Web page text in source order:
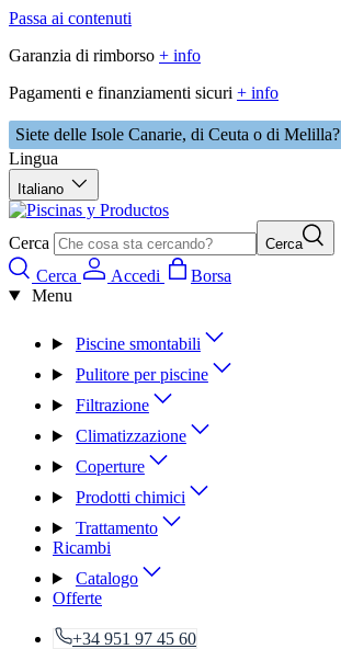
Passa ai contenuti
Garanzia di rimborso + info
Pagamenti e finanziamenti sicuri + info
Siete delle Isole Canarie, di Ceuta o di Melilla?
Lingua
Italiano
Cerca Cerca
Cerca Accedi
Borsa
Menu
Piscine smontabili
Pulitore per piscine
Filtrazione
Climatizzazione
Coperture
Prodotti chimici
Trattamento
Ricambi
Catalogo
Offerte
+34 951 97 45 60